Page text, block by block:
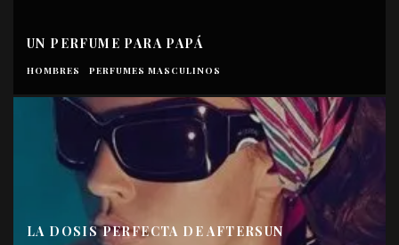
UN PERFUME PARA PAPÁ
HOMBRES PERFUMES MASCULINOS
LA DOSIS PERFECTA DE AFTERSUN